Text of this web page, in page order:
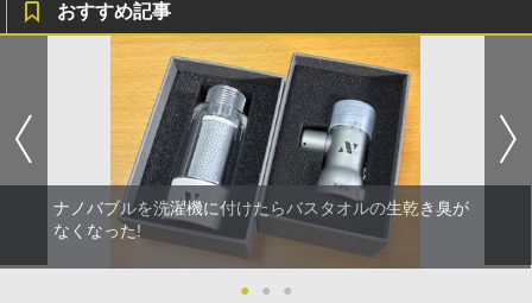
おすすめ記事
ナノバブルを洗濯機に付けたらバスタオルの生乾き臭が
なくなった!
● ● ●